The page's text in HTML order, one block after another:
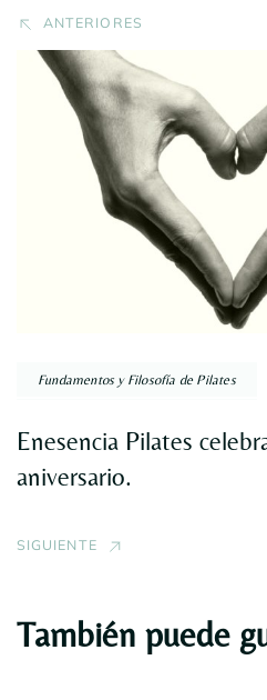
ANTERIORES
Fundamentos y Filosofía de Pilates
Enesencia Pilates
aniversario.
SIGUIENTE
También puede